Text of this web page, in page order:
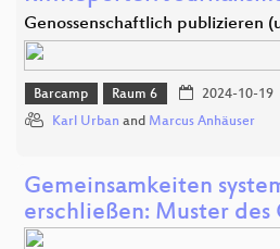
Genossenschaftlich publizieren
Barcamp Raum 6 2024-10-19
Karl Urban and Marcus Anhäuser
Gemeinsamkeiten
erschließen: Muster des